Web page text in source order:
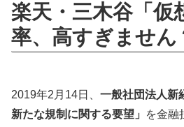
楽天・三木谷「仮
率、高すぎません
2019年2月14日、 一般社団法人新
新たな規制に関する要望」
を金融